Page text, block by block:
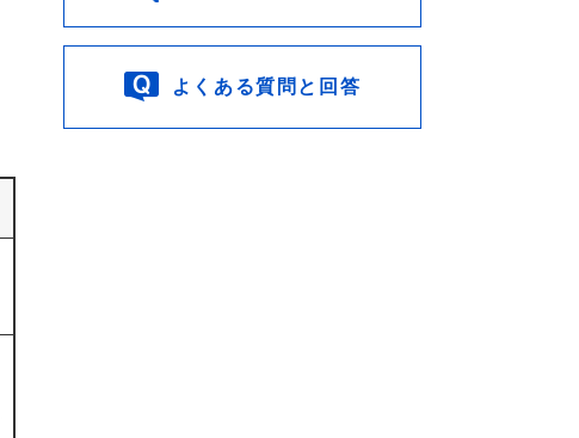
よくある質問と回答